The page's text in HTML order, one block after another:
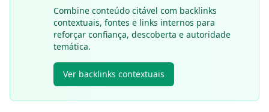
Combine conteúdo citável com backlinks
contextuais, fontes e links internos para
reforçar confiança, descoberta e autoridade
temática.
Ver backlinks contextuais